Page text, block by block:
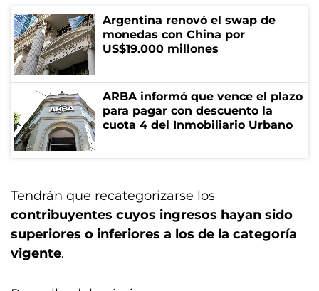
Argentina renovó el swap de
monedas con China por
US$19.000 millones
ARBA informó que vence el plazo
para pagar con descuento la
cuota 4 del Inmobiliario Urbano
Tendrán que recategorizarse los
contribuyentes cuyos ingresos hayan sido
superiores o inferiores a los de la categoría
vigente.